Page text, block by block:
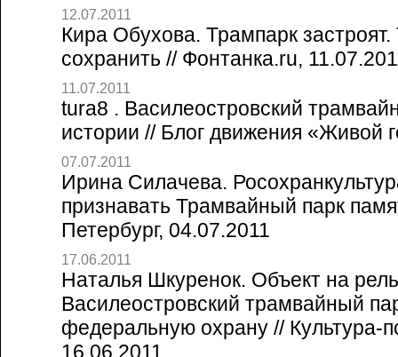
12.07.2011
Кира Обухова. Трампарк
сохранить // Фонтанка.ru,
11.07.2011
tura8 . Василеостровский
истории // Блог движения «Живой
07.07.2011
Ирина Силачева.
признавать Трамвайный парк
Петербург, 04.07.2011
17.06.2011
Наталья Шкуренок. Объект на
Василеостровский трамвайный
федеральную охрану // Культура-
16.06.2011